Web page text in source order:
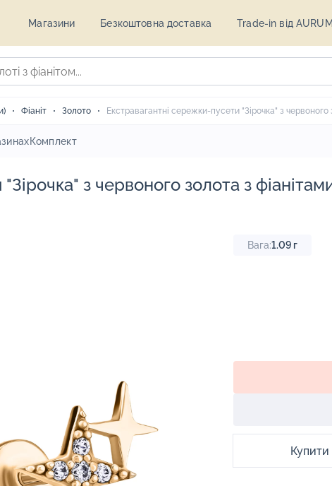
Магазини Безкоштовна доставка Trade-in від AURUM
Фіаніт Золото Екстравагантні сережки-пусети "Зірочка" з
Комплект
з червоного золота з
Вага:1.09 г
Купити